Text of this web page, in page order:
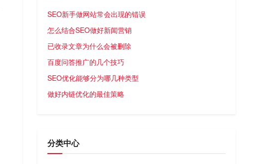
SEO新手做网站常会出现的错误
怎么结合SEO做好新闻营销
已收录文章为什么会被删除
百度问答推广的几个技巧
SEO优化能够分为哪几种类型
做好内链优化的最佳策略
分类中心